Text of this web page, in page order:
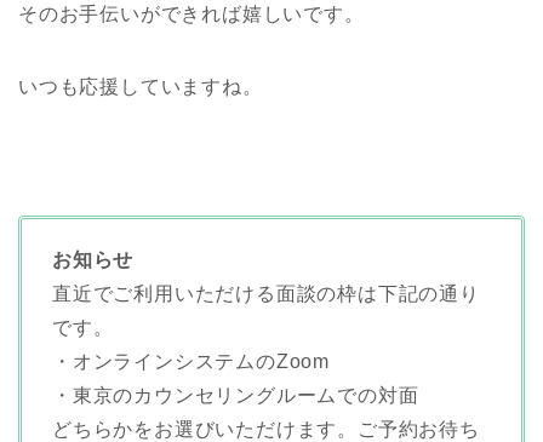
そのお手伝いができれば嬉しいです。
いつも応援していますね。
お知らせ
直近でご利用いただける面談の枠は下記の通り
です。
・オンラインシステムのZoom
・東京のカウンセリングルームでの対面
どちらかをお選びいただけます。ご予約お待ち